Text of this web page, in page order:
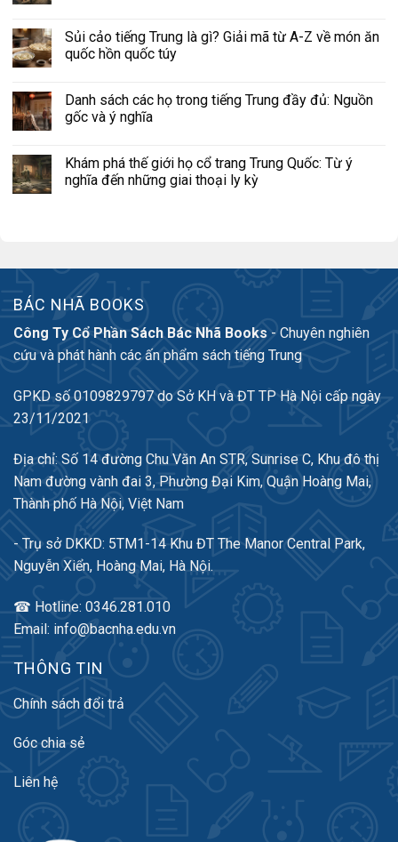
Sủi cảo tiếng Trung là gì? Giải mã từ A-Z về món ăn
quốc hồn quốc túy
Danh sách các họ trong tiếng Trung đầy đủ: Nguồn
gốc và ý nghĩa
Khám phá thế giới họ cổ trang Trung Quốc: Từ ý
nghĩa đến những giai thoại ly kỳ
BÁC NHÃ BOOKS
Công Ty Cổ Phần Sách Bác Nhã Books - Chuyên nghiên
cứu và phát hành các ấn phẩm sách tiếng Trung
GPKD số 0109829797 do Sở KH và ĐT TP Hà Nội cấp ngày
23/11/2021
Địa chỉ: Số 14 đường Chu Văn An STR, Sunrise C, Khu đô thị
Nam đường vành đai 3, Phường Đại Kim, Quận Hoàng Mai,
Thành phố Hà Nội, Việt Nam
- Trụ sở DKKD: 5TM1-14 Khu ĐT The Manor Central Park,
Nguyễn Xiển, Hoàng Mai, Hà Nội.
☎ Hotline: 0346.281.010
Email: info@bacnha.edu.vn
THÔNG TIN
Chính sách đổi trả
Góc chia sẻ
Liên hệ